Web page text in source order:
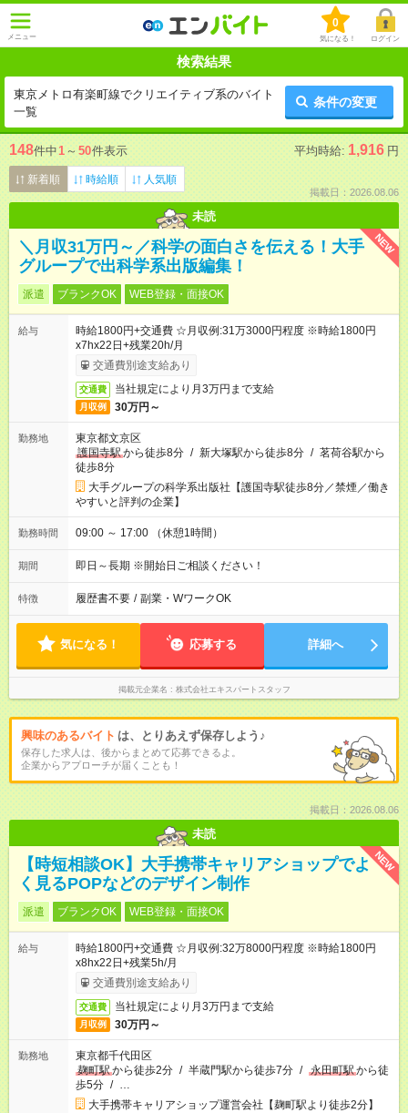
メニュー
0
気になる！ ログイン
検索結果
東京メトロ有楽町線でクリエイティブ系のバイト
一覧
条件の変更
148件中1 ～ 50件表示 平均時給: 1,916 円
新着順 時給順 人気順
掲載日：2026.08.06
未読
NEW
＼月収31万円～／科学の面白さを伝える！大手
グループで出科学系出版編集！
派遣 ブランクOK WEB登録・面接OK
給与
時給1800円+交通費 ☆月収例:31万3000円程度 ※時給1800円
x7hx22日+残業20h/月
交通費別途支給あり
交通費 当社規定により月3万円まで支給
月収例 30万円～
勤務地
東京都文京区
護国寺駅から徒歩8分 / 新大塚駅から徒歩8分 / 茗荷谷駅から
徒歩8分
大手グループの科学系出版社【護国寺駅徒歩8分／禁煙／働き
やすいと評判の企業】
勤務時間 09:00 ～ 17:00 （休憩1時間）
期間 即日～長期 ※開始日ご相談ください！
特徴 履歴書不要 / 副業・WワークOK
気になる！ 応募する 詳細へ
掲載元企業名 株式会社エキスパートスタッフ
興味のあるバイト は、とりあえず保存しよう♪
保存した求人は、後からまとめて応募できるよ。
企業からアプローチが届くことも！
掲載日：2026.08.06
未読
NEW
【時短相談OK】大手携帯キャリアショップでよ
く見るPOPなどのデザイン制作
派遣 ブランクOK WEB登録・面接OK
給与
時給1800円+交通費 ☆月収例:32万8000円程度 ※時給1800円
x8hx22日+残業5h/月
交通費別途支給あり
交通費 当社規定により月3万円まで支給
月収例 30万円～
勤務地
東京都千代田区
麹町駅から徒歩2分 / 半蔵門駅から徒歩7分 / 永田町駅から徒
歩5分 / …
大手携帯キャリアショップ運営会社【麹町駅より徒歩2分】